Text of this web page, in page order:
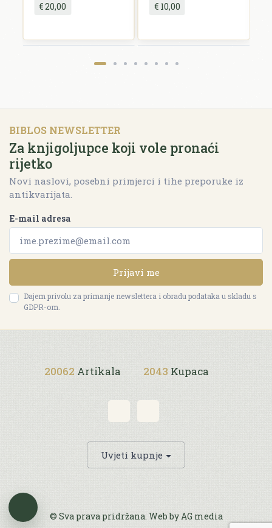
€ 20,00 € 10,00
BIBLOS NEWSLETTER
Za knjigoljupce koji vole pronaći
rijetko
Novi naslovi, posebni primjerci i tihe preporuke iz
antikvarijata.
E-mail adresa
Prijavi me
Dajem privolu za primanje newslettera i obradu podataka u skladu s
GDPR-om.
20062 Artikala 2043 Kupaca
Uvjeti kupnje
© Sva prava pridržana. Web byAG media